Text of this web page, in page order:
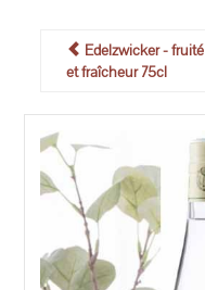
Edelzwicker - fruité
et fraîcheur 75cl